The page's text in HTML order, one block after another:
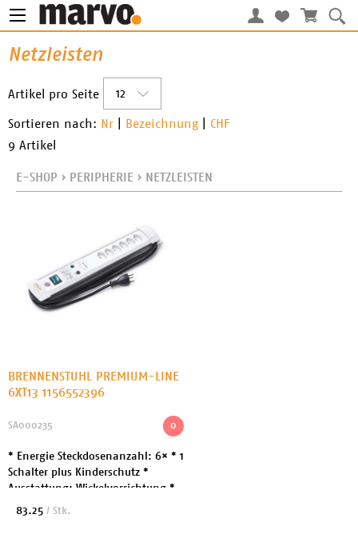
Netzleisten
Artikel pro Seite 12
Sortieren nach: Nr Bezeichnung
CHF
9 Artikel
E-SHOP › PERIPHERIE › NETZLEISTEN
BRENNENSTUHL PREMIUM-LINE
6XT13 1156552396
0
SA000235
* Energie Steckdosenanzahl: 6× * 1
Schalter plus Kinderschutz *
Ausstattung: Wickelvorrichtung *
Frequenzfilter und
83.25 / Stk.